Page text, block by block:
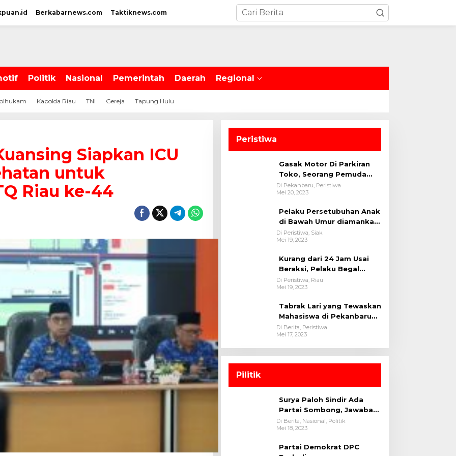
Berkabarnews.com Taktiknews.com
Politik Nasional Pemerintah Daerah Regional
Kapolda Riau TNI Gereja Tapung Hulu
Siapkan ICU
untuk
Riau ke-44
Peristiwa
Gasak Motor Di Parkiran
Toko, Seorang Pemuda
Diamankan Polsek Bukit
Raya
Di Pekanbaru, Peristiwa
Mei 20, 2023
Pelaku Persetubuhan Anak
di Bawah Umur diamankan
oleh tim Opsnal Polsek
Tualang-Polres Siak-Polda
Di Peristiwa, Siak
Mei 19, 2023
Kurang dari 24 Jam Usai
Beraksi, Pelaku Begal
Berhasil Di Bekuk
Satreskrim Polres
Di Peristiwa, Riau
Mei 19, 2023
Tabrak Lari yang Tewaskan
Mahasiswa di Pekanbaru
Ditangkap Polisi
Di Berita, Peristiwa
Mei 17, 2023
Pilitik
Surya Paloh Sindir Ada
Partai Sombong, Jawaban
Megawati
Di Berita, Nasional, Politik
Mei 18, 2023
Partai Demokrat DPC